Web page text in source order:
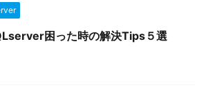
困った時の解決Tips５選